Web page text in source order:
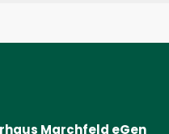
Marchfeld eGen